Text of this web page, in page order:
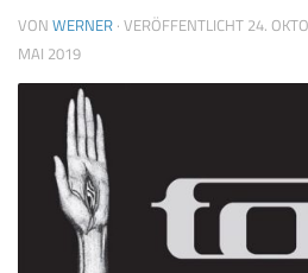
VON WERNER · VERÖFFENTLICHT 24.
MAI 2019